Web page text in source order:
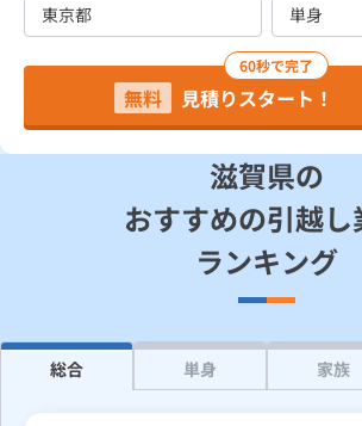
業務用・産業用のお客さま
プライバシーポリシー
60秒で完了
無料 見積りスタート！
滋賀県の
おすすめの引越し
ランキング
総合 単身 家族